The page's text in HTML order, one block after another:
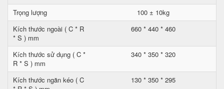
Trọng lượng
100 ± 10kg
Kích thước ngoài ( C * R
* S ) mm
660 * 440 * 460
Kích thước sử dụng ( C *
R * S ) mm
340 * 350 * 320
Kích thước ngăn kéo ( C
130 * 350 * 295